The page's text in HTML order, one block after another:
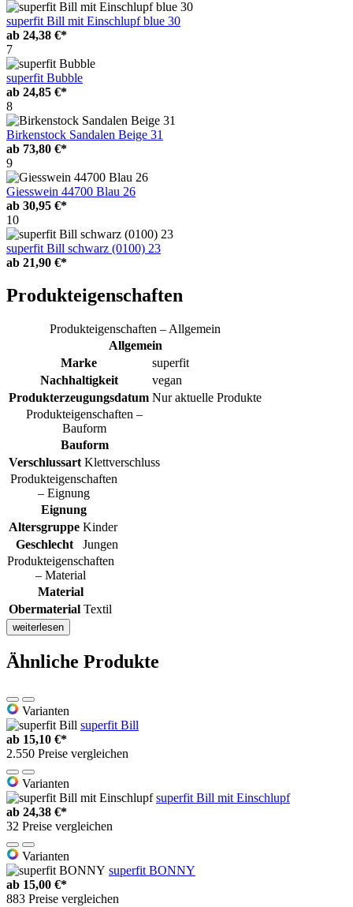
superfit Bill mit Einschlupf blue 30
ab 24,38 €*
7
superfit Bubble
ab 24,85 €*
8
Birkenstock Sandalen Beige 31
ab 73,80 €*
9
Giesswein 44700 Blau 26
ab 30,95 €*
10
superfit Bill schwarz (0100) 23
ab 21,90 €*
Produkteigenschaften
Produkteigenschaften – Allgemein
Allgemein
Marke
superfit
Nachhaltigkeit
vegan
Produkterzeugungsdatum Nur aktuelle Produkte
Produkteigenschaften –
Bauform
Bauform
Verschlussart Klettverschluss
Produkteigenschaften
– Eignung
Eignung
Altersgruppe Kinder
Geschlecht
Jungen
Produkteigenschaften
– Material
Material
Obermaterial Textil
weiterlesen
Ähnliche Produkte
Varianten
superfit Bill
ab 15,10 €*
2.550 Preise vergleichen
Varianten
superfit Bill mit Einschlupf
ab 24,38 €*
32 Preise vergleichen
Varianten
superfit BONNY
ab 15,00 €*
883 Preise vergleichen